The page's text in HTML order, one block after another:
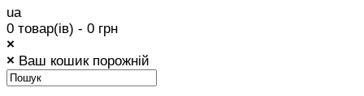
ua
0 товар(ів) - 0 грн
×
× Ваш кошик порожній